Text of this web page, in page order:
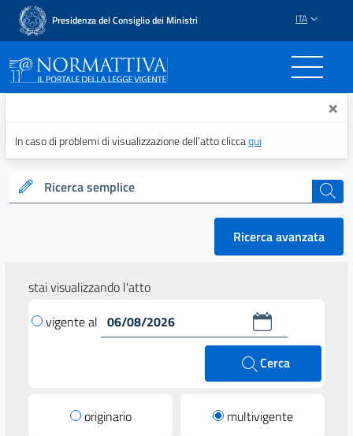
Presidenza del Consiglio dei Ministri ITA
Normattiva - Il portale ×
In caso di problemi di visualizzazione dell’atto cliccaqui
Ricerca semplice cerca
Ricerca avanzata
stai visualizzando l'atto
vigente al
Cerca
originario multivigente